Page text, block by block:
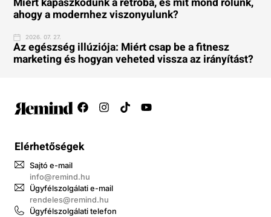
ahogy a modernhez viszonyulunk?
2026. 07. 27.
Az egészség illúziója: Miért csap be a fitnesz
marketing és hogyan veheted vissza az irányítást?
Elérhetőségek
Sajtó e-mail
info@remind.hu
Ügyfélszolgálati e-mail
rendeles@remind.hu
Ügyfélszolgálati telefon